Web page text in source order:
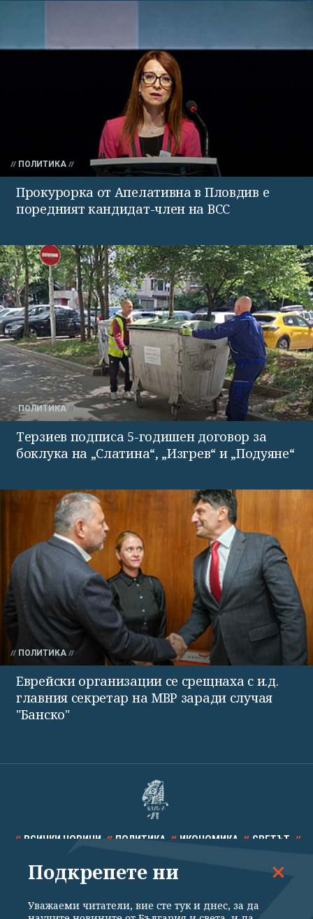
ПОЛИТИКА
Прокурорка от Апелативна в Пловдив е
поредният кандидат-член на ВСС
ПОЛИТИКА
Терзиев подписа 5-годишен договор за
боклука на „Слатина“, „Изгрев“ и „Подуяне“
ПОЛИТИКА
Еврейски организации се срещнаха с и.д.
главния секретар на МВР заради случая
"Банско"
ВСИЧКИ НОВИНИ ПОЛИТИКА ИКОНОМИКА СВЕТЪТ
СПОРТ КУЛТУРА ТЕХНОЛОГИИ КАЛЕЙДОСКОП
Подкрепете ни
Уважаеми читатели, вие сте тук и днес, за да